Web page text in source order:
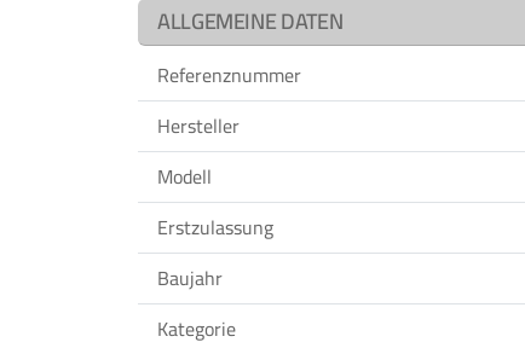
ALLGEMEINE DATEN
Referenznummer
Hersteller
Modell
Erstzulassung
Baujahr
Kategorie